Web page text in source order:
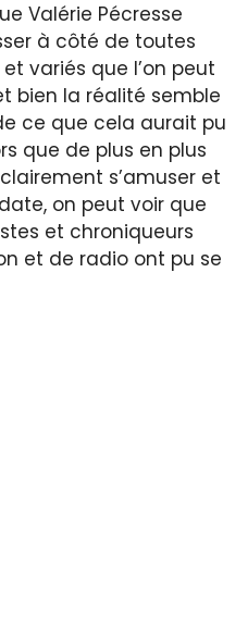
Valérie Pécresse
à côté de toutes
variés que l’on peut
bien la réalité semble
ce que cela aurait pu
que de plus en plus
s’amuser et
on peut voir que
et chroniqueurs
et de radio ont pu se